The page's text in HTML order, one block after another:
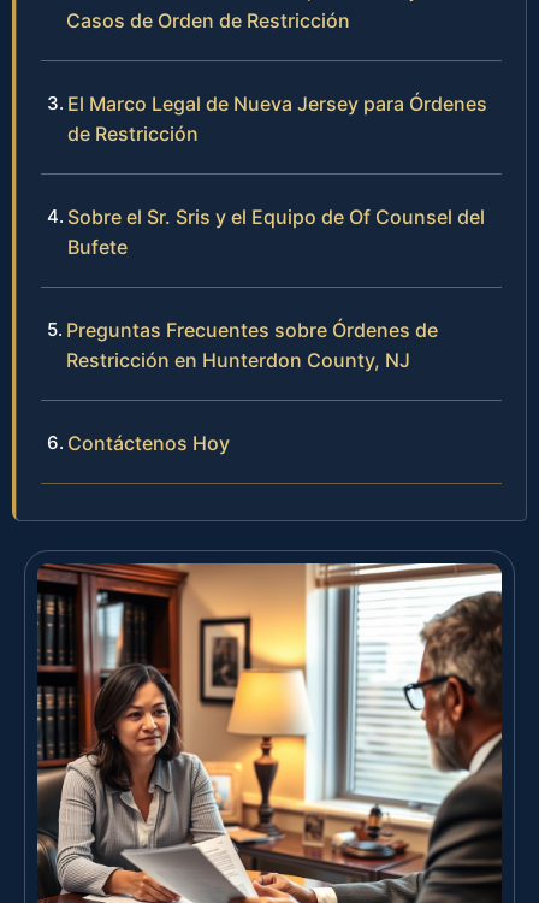
Casos de Orden de Restricción
El Marco Legal de Nueva Jersey para Órdenes
de Restricción
Sobre el Sr. Sris y el Equipo de Of Counsel del
Bufete
Preguntas Frecuentes sobre Órdenes de
Restricción en Hunterdon County, NJ
Contáctenos Hoy